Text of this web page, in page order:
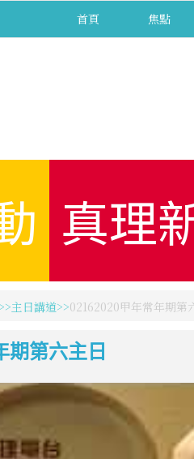
首頁 焦點
真理
主日講道 02162020甲年常年期第
期第六主日